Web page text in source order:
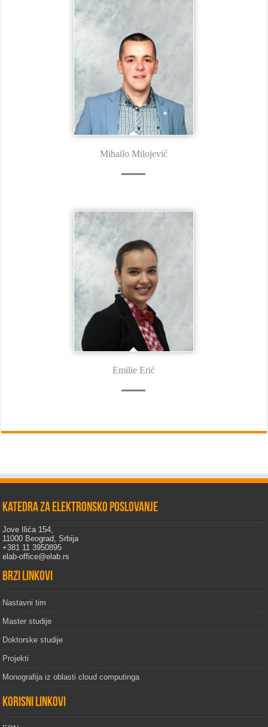
Mihailo Milojević
Emilie Erić
Katedra za elektronsko poslovanje
Jove Ilića 154,
11000 Beograd, Srbija
+381 11 3950895
elab-office@elab.rs
Brzi linkovi
Nastavni tim
Master studije
Doktorske studije
Projekti
Monografija iz oblasti cloud computinga
Korisni linkovi